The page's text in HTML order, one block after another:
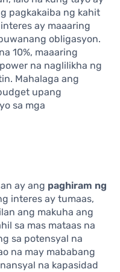
pagkakaiba ng kahit
ay maaaring
obligasyon.
10%, maaaring
na naglilikha ng
Mahalaga ang
upang
sa mga
ay ang paghiram ng
interes ay tumaas,
ang makuha ang
sa mas mataas na
sa potensyal na
na may mababang
na kapasidad